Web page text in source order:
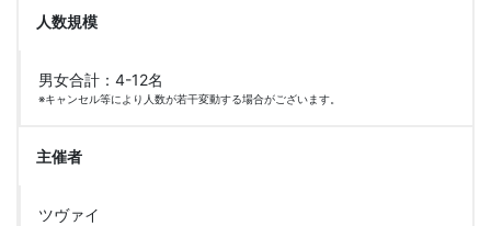
人数規模
男女合計：4-12名
※キャンセル等により人数が若干変動する場合がございます。
主催者
ツヴァイ